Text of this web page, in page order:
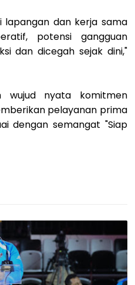
lapangan dan kerja sama
potensi gangguan
dan dicegah sejak dini,"
wujud nyata komitmen
pelayanan prima
dengan semangat "Siap